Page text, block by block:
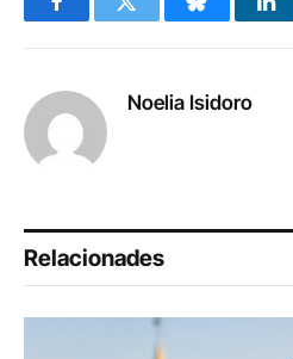
FacebookTwitter Bluesky
Noelia Isidoro
Relacionades